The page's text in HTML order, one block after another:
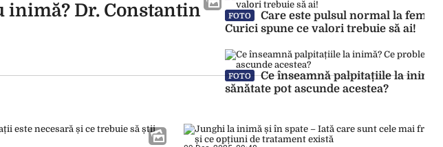
inimă? Dr. Constantin
FOTO
Care este pulsul normal la
Curici spune ce valori trebuie să ai!
FOTO
Ce înseamnă palpitațiile la
sănătate pot ascunde acestea?